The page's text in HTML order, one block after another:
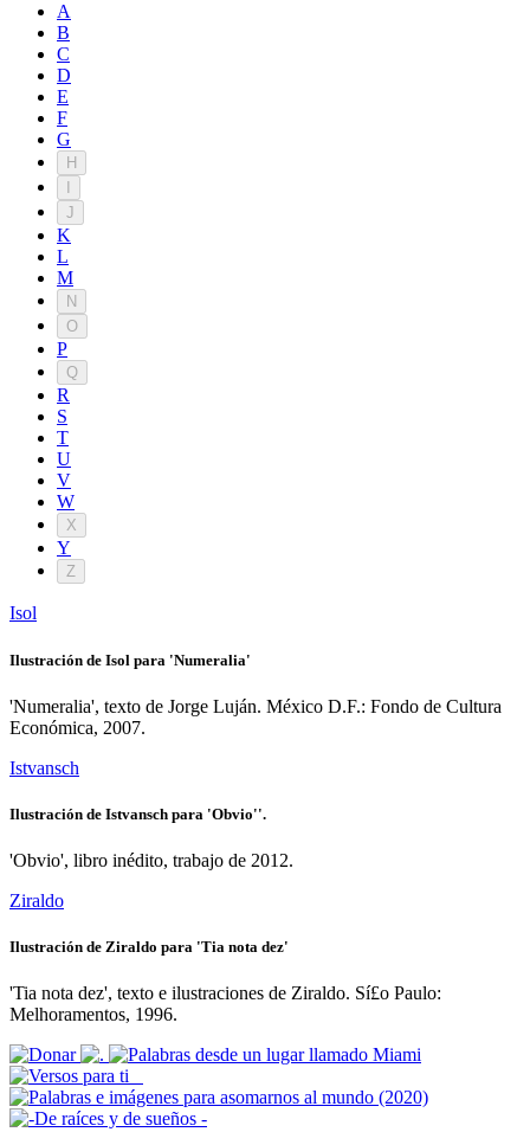
A
B
C
D
E
F
G
H
J
K
L
M
N
O
P
Q
R
S
T
U
V
W
X
Y
Z
Isol
Ilustración de Isol para 'Numeralia'
'Numeralia', texto de Jorge Luján. México D.F.: Fondo de Cultura
Económica, 2007.
Istvansch
Ilustración de Istvansch para 'Obvio''.
'Obvio', libro inédito, trabajo de 2012.
Ziraldo
Ilustración de Ziraldo para 'Tia nota dez'
'Tia nota dez', texto e ilustraciones de Ziraldo. Sí£o Paulo:
Melhoramentos, 1996.